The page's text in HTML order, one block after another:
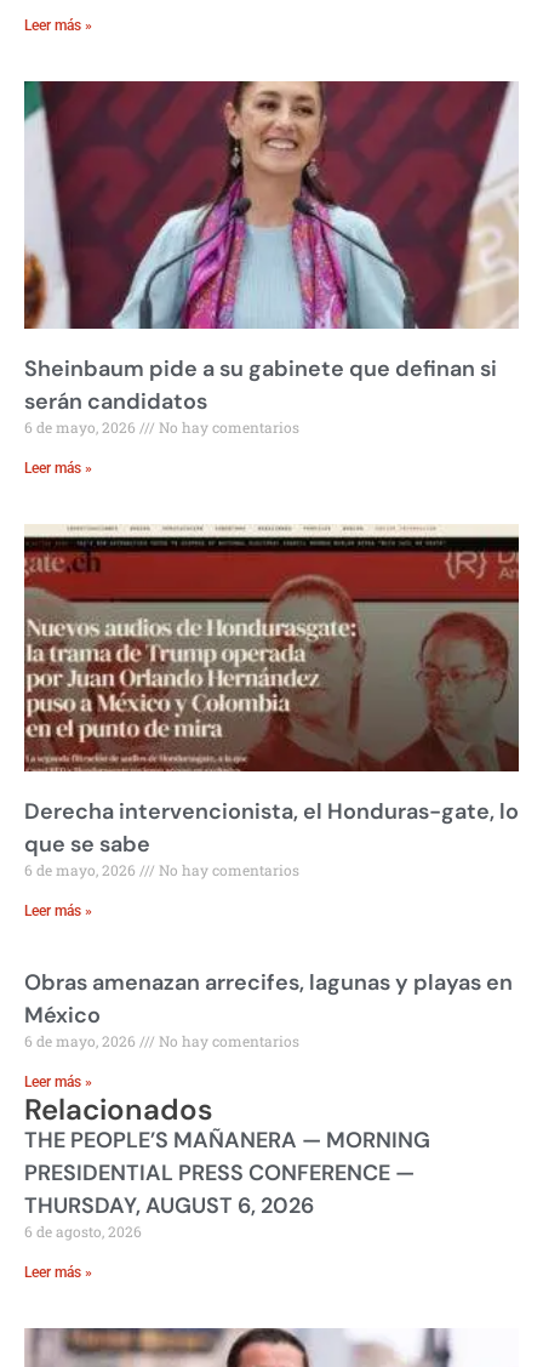
Leer más »
Sheinbaum pide a su gabinete que definan si
serán candidatos
6 de mayo, 2026 No hay comentarios
Leer más »
Derecha intervencionista, el Honduras-gate, lo
que se sabe
6 de mayo, 2026 No hay comentarios
Leer más »
Obras amenazan arrecifes, lagunas y playas en
México
6 de mayo, 2026 No hay comentarios
Leer más »
Relacionados
THE PEOPLE’S MAÑANERA — MORNING
PRESIDENTIAL PRESS CONFERENCE —
THURSDAY, AUGUST 6, 2026
6 de agosto, 2026
Leer más »